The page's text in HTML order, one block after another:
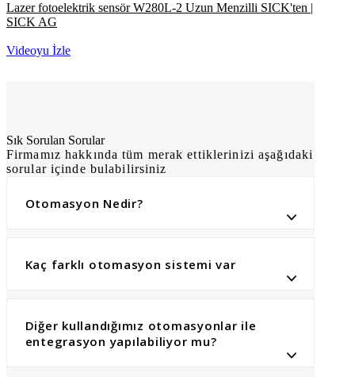
Lazer fotoelektrik sensör W280L-2 Uzun Menzilli SICK'ten |
SICK AG
Videoyu İzle
Sık Sorulan Sorular
Firmamız hakkında tüm merak ettiklerinizi aşağıdaki
sorular içinde bulabilirsiniz
Otomasyon Nedir?
Kaç farklı otomasyon sistemi var
Diğer kullandığımız otomasyonlar ile
entegrasyon yapılabiliyor mu?